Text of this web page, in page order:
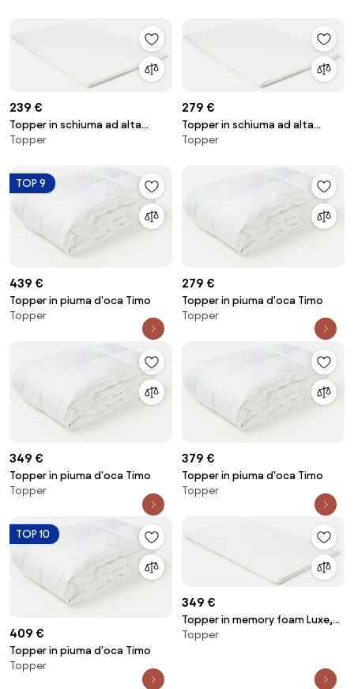
239 €
Topper in schiuma ad alta
resilienza Comfort, rigido
Topper
279 €
Topper in schiuma ad alta
resilienza Comfort, rigido
Topper
TOP 9
439 €
Topper in piuma d'oca Timo
Topper
279 €
Topper in piuma d'oca Timo
Topper
349 €
Topper in piuma d'oca Timo
Topper
379 €
Topper in piuma d'oca Timo
Topper
TOP 10
409 €
Topper in piuma d'oca Timo
Topper
349 €
Topper in memory foam Luxe,
medio morbido
Topper